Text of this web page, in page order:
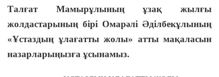
Талғат Мамырұлының ұзақ жылғы
жолдастарының бірі Омарәлі Әділбекұлының
«Ұстаздың ұлағатты жолы» атты мақаласын
назарларыңызға ұсынамыз.